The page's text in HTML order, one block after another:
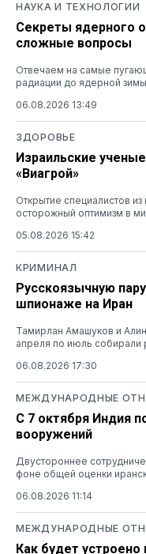
НАУКА И ТЕХНОЛОГИИ
Секреты ядерного
сложные вопросы
Отвечаем на самые
радиации до ядерной
06.08.2026 13:49
ЗДОРОВЬЕ
Израильские
«Виагрой»
Открытие специалистов
осторожный оптимизм в
05.08.2026 15:42
КРИМИНАЛ
Русскоязычную
шпионаже на Иран
Тамирлан Амашуков и
апреля по июль собирали
06.08.2026 17:30
МЕЖДУНАРОДНЫЕ
С 7 октября Индия
вооружений
Двустороннее
фоне общей оценки
06.08.2026 11:14
МЕЖДУНАРОДНЫЕ
Как будет